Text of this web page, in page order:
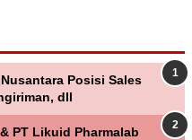
Posisi Sales
dll
PT Likuid Pharmalab